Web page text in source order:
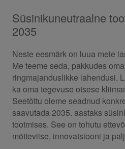
Süsinikuneutraalne
2035
Neste eesmärk on luua meie
Me teeme seda, pakkudes
ringmajanduslikke lahendusi.
ka oma tegevuse otsese
Seetõttu oleme seadnud
saavutada 2035. aastaks
tootmises. See on tohutu
mõtteviise, innovatsiooni ja